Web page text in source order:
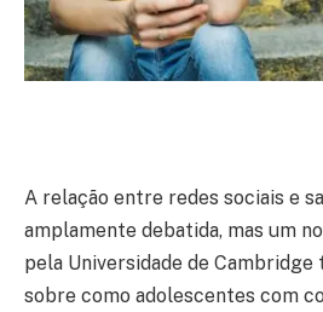
A relação entre redes sociais e
amplamente debatida, mas um
pela Universidade de
sobre como adolescentes com